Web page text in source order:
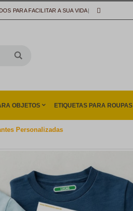
PARA FACILITAR A SUA VIDA|
OBJETOS ETIQUETAS PARA ROUPAS
Personalizadas